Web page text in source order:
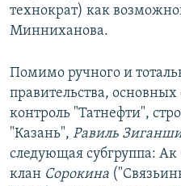
технократ) как
Минниханова.
Помимо ручного и
правительства,
контроль "Татнефти",
"Казань", Равиль
следующая субгруппа: Ак
клан Сорокина